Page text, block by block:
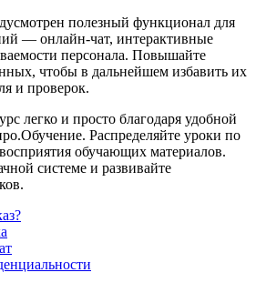
полезный функционал для
— онлайн-чат, интерактивные
персонала. Повышайте
чтобы в дальнейшем избавить их
и проверок.
легко и просто благодаря удобной
Распределяйте уроки по
обучающих материалов.
системе и развивайте